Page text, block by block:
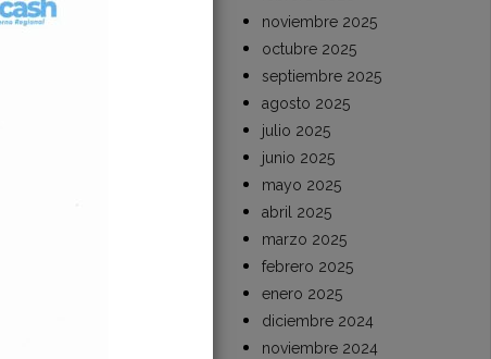
noviembre 2025
octubre 2025
septiembre 2025
agosto 2025
julio 2025
junio 2025
mayo 2025
abril 2025
marzo 2025
febrero 2025
enero 2025
diciembre 2024
noviembre 2024